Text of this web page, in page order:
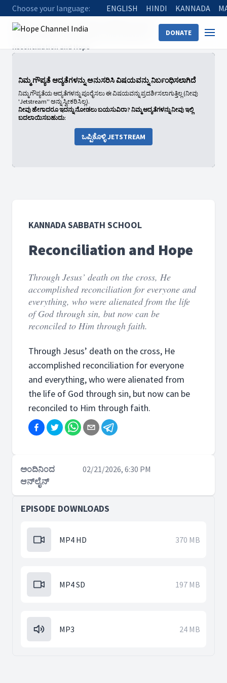
Choose your language: ENGLISH HINDI KANNADA
DONATE
Home
2026: 01 Christ In Philippians and Colossians
Reconciliation and Hope
ನಿಮ್ಮ ಗೌಪ್ಯತೆ ಆದ್ಯತೆಗಳನ್ನು ಅನುಸರಿಸಿ ವಿಷಯವನ್ನು ನಿರ್ಬಂಧಿಸಲಾಗಿದೆ
ನಿಮ್ಮ ಗೌಪ್ಯತೆಯ ಆದ್ಯತೆಗಳನ್ನು ಪೂರೈಸಲು ಈ ವಿಷಯವನ್ನು ಪ್ರದರ್ಶಿಸಲಾಗುತ್ತಿಲ್ಲ (ನೀವು
'Jetstream'' ಅನ್ನು ಸ್ವೀಕರಿಸಿಲ್ಲ).
ನೀವು ಹೇಗಾದರೂ ಇದನ್ನು ನೋಡಲು ಬಯಸುವಿರಾ? ನಿಮ್ಮ ಆದ್ಯತೆಗಳನ್ನು ನೀವು ಇಲ್ಲಿ
ಬದಲಾಯಿಸಬಹುದು:
ಒಪ್ಪಿಕೊಳ್ಳಿ JETSTREAM
KANNADA SABBATH SCHOOL
Reconciliation and Hope
Through Jesus’ death on the cross, He
accomplished reconciliation for everyone and
everything, who were alienated from the life
of God through sin, but now can be
reconciled to Him through faith.
Through Jesus’ death on the cross, He
accomplished reconciliation for everyone
and everything, who were alienated from
the life of God through sin, but now can be
reconciled to Him through faith.
ಅಂದಿನಿಂದ
ಆನ್‌ಲೈನ್
02/21/2026, 6:30 PM
EPISODE DOWNLOADS
MP4 HD 370 MB
MP4 SD 197 MB
MP3 24 MB